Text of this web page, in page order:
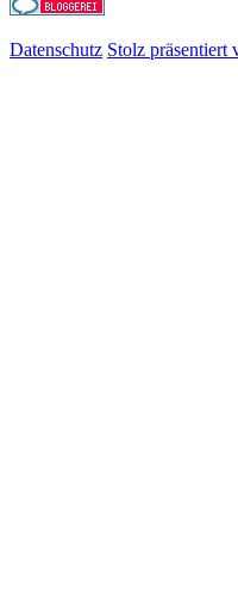
Datenschutz Stolz präsentiert